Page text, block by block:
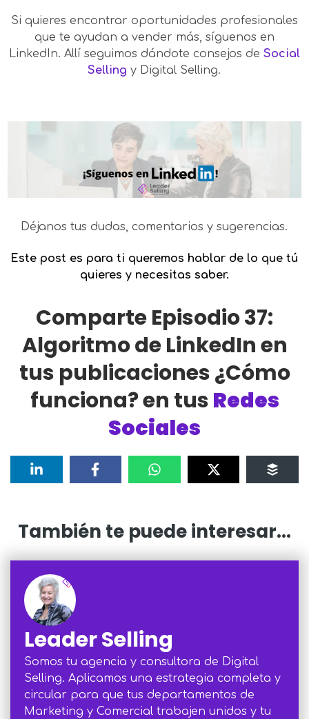
Si quieres encontrar oportunidades profesionales
que te ayudan a vender más, síguenos en
LinkedIn. Allí seguimos dándote consejos de Social
Selling y Digital Selling.
Déjanos tus dudas, comentarios y sugerencias.
Este post es para ti queremos hablar de lo que tú
quieres y necesitas saber.
Comparte Episodio 37:
Algoritmo de LinkedIn en
tus publicaciones ¿Cómo
funciona? en tusRedes
Sociales
También te puede interesar...
Leader Selling
Somos tu agencia y consultora de Digital
Selling. Aplicamos una estrategia completa y
circular para que tus departamentos de
Marketing y Comercial trabajen unidos y tu